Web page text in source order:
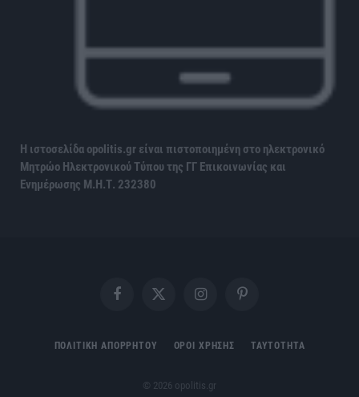
Η ιστοσελίδα opolitis.gr είναι πιστοποιημένη στο ηλεκτρονικό
Μητρώο Ηλεκτρονικού Τύπου της ΓΓ Επικοινωνίας και
Ενημέρωσης Μ.Η.Τ. 232380
FacebookX
InstagramPinterest
ΠΟΛΙΤΙΚΗ ΑΠΟΡΡΗΤΟΥ ΟΡΟΙ ΧΡΗΣΗΣ ΤΑΥΤΟΤΗΤΑ
© 2026 opolitis.gr